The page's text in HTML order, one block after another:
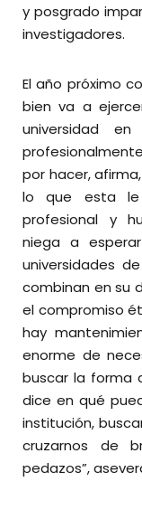
y posgrado
investigadores.
El año próximo
bien va a
universidad
por hacer,
lo que esta le
profesional y
niega a
universidades
combinan en su
el compromiso
hay
enorme de
buscar la forma
dice en qué
institución,
cruzarnos de
pedazos”,